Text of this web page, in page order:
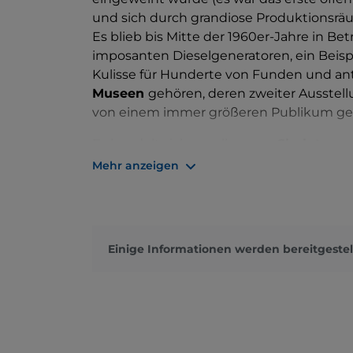
und sich durch grandiose
Es blieb bis Mitte der 1960er-Jahre in
imposanten Dieselgeneratoren, ein
Kulisse für Hunderte von Funden und
Museen gehören, deren zweiter
von einem immer größeren Publikum
Licht gebracht wurden, geordnet nach
Betende (1. Jahrhundert n. Chr.) vom
Jagdszenen aus dem 4. Jahrhundert n.
Mehr anzeigen
Einige Informationen werden